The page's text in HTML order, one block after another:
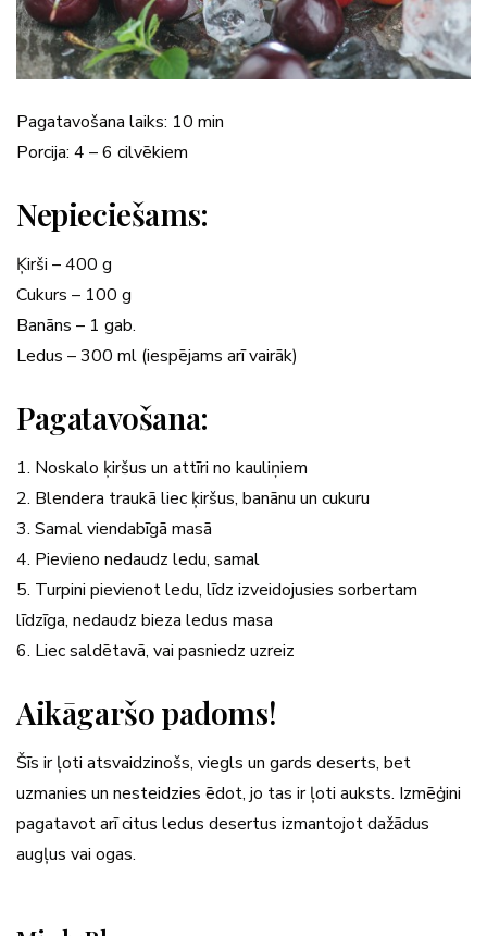
Pagatavošana laiks: 10 min
Porcija: 4 – 6 cilvēkiem
Nepieciešams:
Ķirši – 400 g
Cukurs – 100 g
Banāns – 1 gab.
Ledus – 300 ml (iespējams arī vairāk)
Pagatavošana:
1. Noskalo ķiršus un attīri no kauliņiem
2. Blendera traukā liec ķiršus, banānu un cukuru
3. Samal viendabīgā masā
4. Pievieno nedaudz ledu, samal
5. Turpini pievienot ledu, līdz izveidojusies sorbertam
līdzīga, nedaudz bieza ledus masa
6. Liec saldētavā, vai pasniedz uzreiz
Aikāgaršo padoms!
Šīs ir ļoti atsvaidzinošs, viegls un gards deserts, bet
uzmanies un nesteidzies ēdot, jo tas ir ļoti auksts. Izmēģini
pagatavot arī citus ledus desertus izmantojot dažādus
augļus vai ogas.